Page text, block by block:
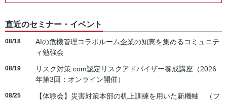
直近のセミナー・イベント
08/18
AIの危機管理コラボルーム企業の知恵を集めるコミュニテ
ィ勉強会
08/19
リスク対策.com認定リスクアドバイザー養成講座（2026
年第3回：オンライン開催）
08/25
【体験会】災害対策本部の机上訓練を用いた新機軸 （フ